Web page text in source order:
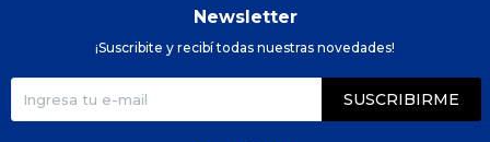
Newsletter
¡Suscribite y recibí todas nuestras novedades!
SUSCRIBIRME